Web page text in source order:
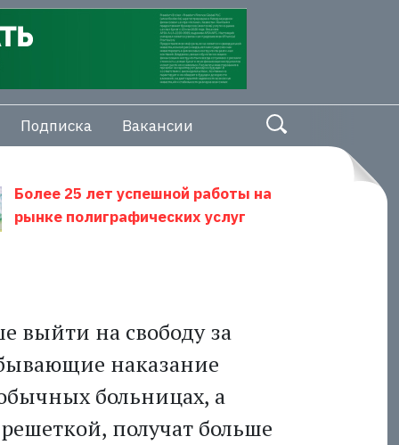
Подписка Вакансии
Более 25 лет успешной работы на
рынке полиграфических услуг
выйти на свободу за
наказание
больницах, а
получат больше